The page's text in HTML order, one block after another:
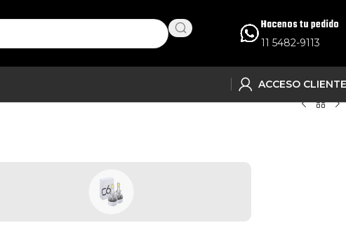
Hacenos tu pedido
11 5482-9113
ACCESO